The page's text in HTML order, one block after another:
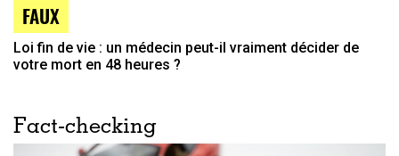
FAUX
Loi fin de vie : un médecin peut-il vraiment décider de
votre mort en 48 heures ?
Fact-checking